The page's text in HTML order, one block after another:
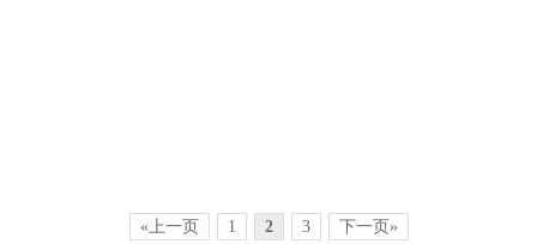
«上一页 1 2 3 下一页»